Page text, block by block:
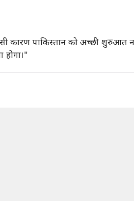
कारण पाकिस्तान को अच्छी शुरुआत